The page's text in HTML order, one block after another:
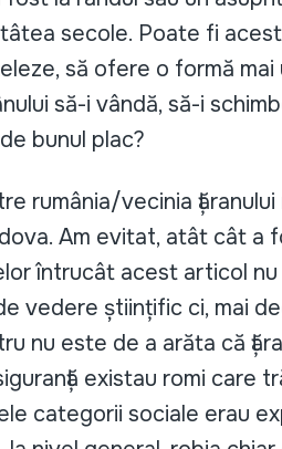
secole. Poate fi
să ofere o formă mai
să-i vândă, să-i
bunul plac?
rumânia/vecinia țăranului
Am evitat, atât cât a
întrucât acest articol
vedere științific ci, mai
nu este de a arăta că
existau romi care
categorii sociale erau